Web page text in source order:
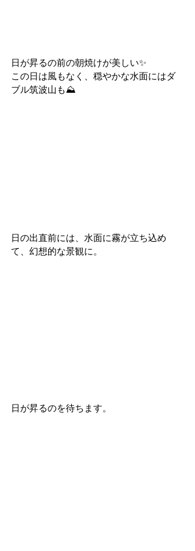
日が昇るの前の朝焼けが美しい✨
この日は風もなく、穏やかな水面にはダ
ブル筑波山も⛰
日の出直前には、水面に霧が立ち込め
て、幻想的な景観に。
日が昇るのを待ちます。